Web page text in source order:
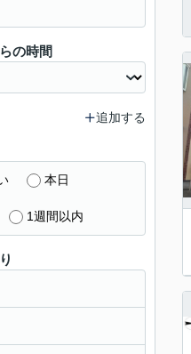
の時間
追加する
本日
1週間以内